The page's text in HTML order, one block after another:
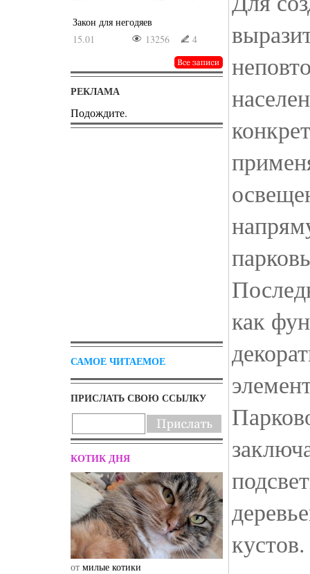
Закон для негодяев
15.01
13256 4
РЕКЛАМА
Подождите.
САМОЕ ЧИТАЕМОЕ
ПРИСЛАТЬ СВОЮ ССЫЛКУ
КОТИК ДНЯ
от милые котики
как
кустов.